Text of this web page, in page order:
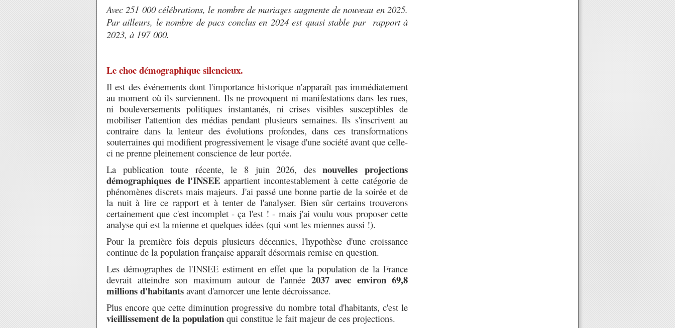
Avec 251 000 célébrations, le nombre de mariages augmente de nouveau en 2025.
Par ailleurs, le nombre de pacs conclus en 2024 est quasi stable par rapport à
2023, à 197 000.
Le choc démographique silencieux.
Il est des événements dont l'importance historique n'apparaît pas immédiatement
au moment où ils surviennent. Ils ne provoquent ni manifestations dans les rues,
ni bouleversements politiques instantanés, ni crises visibles susceptibles de
mobiliser l'attention des médias pendant plusieurs semaines. Ils s'inscrivent au
contraire dans la lenteur des évolutions profondes, dans ces transformations
souterraines qui modifient progressivement le visage d'une société avant que celle-
ci ne prenne pleinement conscience de leur portée.
La publication toute récente, le 8 juin 2026, desnouvelles projections
démographiques de l'INSEE appartient incontestablement à cette catégorie de
phénomènes discrets mais majeurs. J'ai passé une bonne partie de la soirée et de
la nuit à lire ce rapport et à tenter de l'analyser. Bien sûr certains trouverons
certainement que c'est incomplet - ça l'est ! - mais j'ai voulu vous proposer cette
analyse qui est la mienne et quelques idées (qui sont les miennes aussi !).
Pour la première fois depuis plusieurs décennies, l'hypothèse d'une croissance
continue de la population française apparaît désormais remise en question.
Les démographes de l'INSEE estiment en effet que la population de la France
devrait atteindre son maximum autour de l'année 2037 avec environ 69,8
millions d'habitants avant d'amorcer une lente décroissance.
Plus encore que cette diminution progressive du nombre total d'habitants, c'est le
vieillissement de la population qui constitue le fait majeur de ces projections.